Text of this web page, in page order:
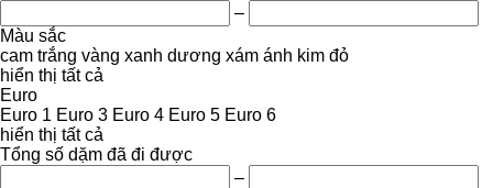
–
Màu sắc
cam trắng vàng xanh dương xám ánh kim đỏ
hiển thị tất cả
Euro
Euro 1 Euro 3 Euro 4 Euro 5 Euro 6
hiển thị tất cả
Tổng số dặm đã đi được
–